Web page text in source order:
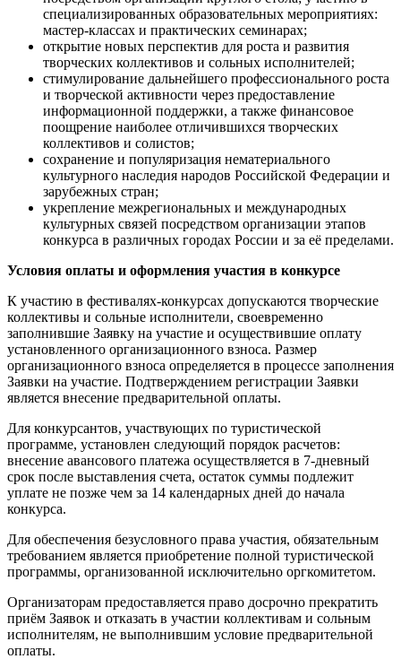
специализированных образовательных мероприятиях:
мастер-классах и практических семинарах;
​открытие новых перспектив для роста и развития
творческих коллективов и сольных исполнителей;
​стимулирование дальнейшего профессионального роста
и творческой активности через предоставление
информационной поддержки, а также финансовое
поощрение наиболее отличившихся творческих
коллективов и солистов;
​сохранение и популяризация нематериального
культурного наследия народов Российской Федерации и
зарубежных стран;
​укрепление межрегиональных и международных
культурных связей посредством организации этапов
конкурса в различных городах России и за её пределами.
Условия оплаты и оформления участия в конкурсе
К участию в фестивалях-конкурсах допускаются творческие
коллективы и сольные исполнители, своевременно
заполнившие Заявку на участие и осуществившие оплату
установленного организационного взноса. Размер
организационного взноса определяется в процессе заполнения
Заявки на участие. Подтверждением регистрации Заявки
является внесение предварительной оплаты.
Для конкурсантов, участвующих по туристической
программе, установлен следующий порядок расчетов:
внесение авансового платежа осуществляется в 7-дневный
срок после выставления счета, остаток суммы подлежит
уплате не позже чем за 14 календарных дней до начала
конкурса.
Для обеспечения безусловного права участия, обязательным
требованием является приобретение полной туристической
программы, организованной исключительно оргкомитетом.
Организаторам предоставляется право досрочно прекратить
приём Заявок и отказать в участии коллективам и сольным
исполнителям, не выполнившим условие предварительной
оплаты.